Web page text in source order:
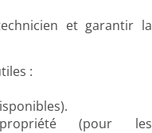
et garantir la
:
(pour les